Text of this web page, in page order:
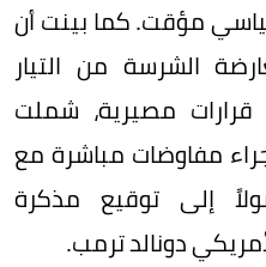
مؤقت. كما بينت أن
الشرسة من التيار
مصيرية، شملت
مفاوضات مباشرة مع
إلى توقيع مذكرة
دونالد ترمب.